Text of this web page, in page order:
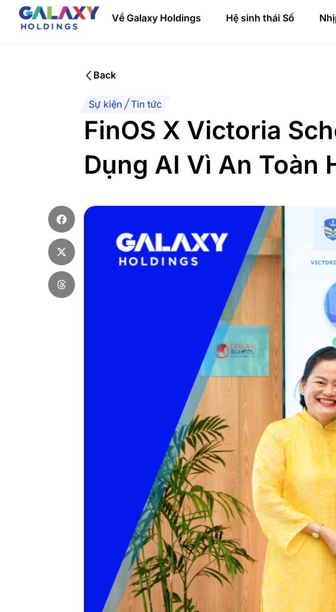
Về Galaxy Holdings Hệ sinh thái Số
Back
Sự kiện|Tin tức
FinOS X Victoria
Dụng AI Vì An Toàn